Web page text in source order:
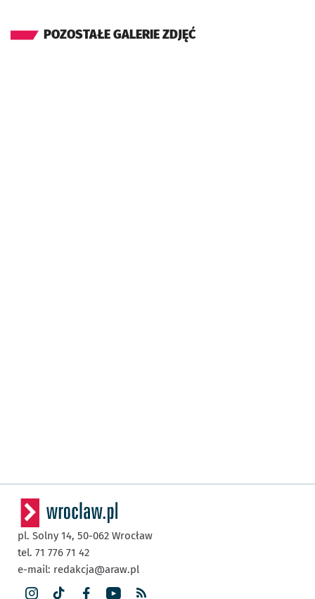
POZOSTAŁE GALERIE ZDJĘĆ
pl. Solny 14, 50-062 Wrocław
tel. 71 776 71 42
e-mail: redakcja@araw.pl